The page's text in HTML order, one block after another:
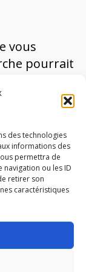
des technologies
informations des
permettra de
ou les ID
retirer son
caractéristiques
vous
pourrait